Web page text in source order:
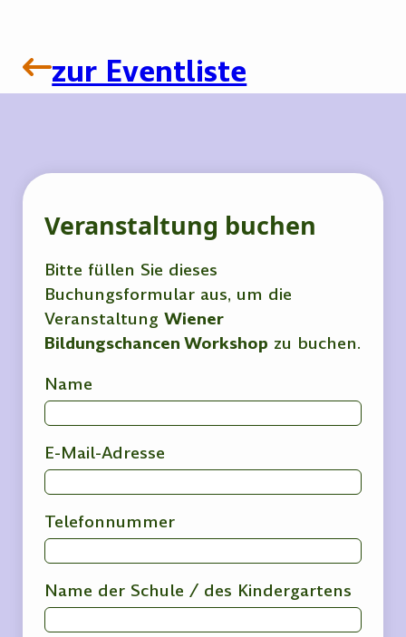
zur Eventliste
Veranstaltung buchen
Bitte füllen Sie dieses
Buchungsformular aus, um die
VeranstaltungWiener
Bildungschancen Workshop zu buchen.
Name
E-Mail-Adresse
Telefonnummer
Name der Schule / des Kindergartens